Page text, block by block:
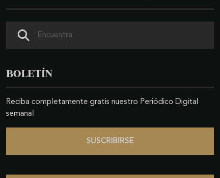
BOLETÍN
Reciba completamente gratis nuestro Periódico Digital
semanal
SUSCRIBIRSE